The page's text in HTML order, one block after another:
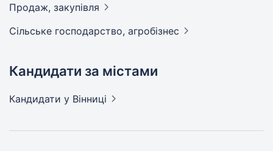
Продаж, закупівля
Сільське господарство, агробізнес
Кандидати за містами
Кандидати у Вінниці